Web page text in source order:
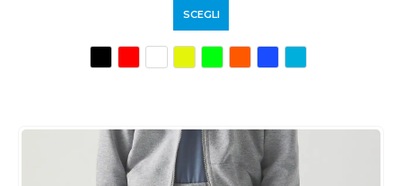
SCEGLI